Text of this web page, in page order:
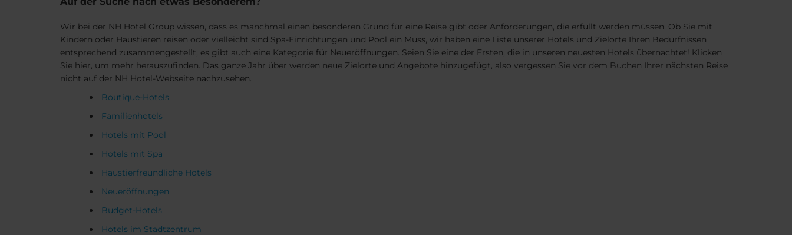
Wir bei der NH Hotel Group wissen, dass es manchmal einen besonderen Grund für eine Reise gibt oder Anforderungen, die erfüllt werden müssen. Ob Sie mit
Kindern oder Haustieren reisen oder vielleicht sind Spa-Einrichtungen und Pool ein Muss, wir haben eine Liste unserer Hotels und Zielorte Ihren Bedürfnissen
entsprechend zusammengestellt, es gibt auch eine Kategorie für Neueröffnungen. Seien Sie eine der Ersten, die in unseren neuesten Hotels übernachtet! Klicken
Sie hier, um mehr herauszufinden. Das ganze Jahr über werden neue Zielorte und Angebote hinzugefügt, also vergessen Sie vor dem Buchen Ihrer nächsten Reise
nicht auf der NH Hotel-Webseite nachzusehen.
Boutique-Hotels
Familienhotels
Hotels mit Pool
Hotels mit Spa
Haustierfreundliche Hotels
Neueröffnungen
Budget-Hotels
Hotels im Stadtzentrum